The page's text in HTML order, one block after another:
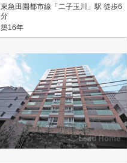
東急田園都市線「二子玉川」駅 徒歩6
分
築16年